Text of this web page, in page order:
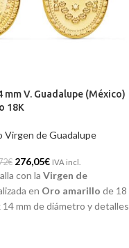
mm V. Guadalupe (México)
18K
Virgen de Guadalupe
€ 276,05€ IVA incl.
con la Virgen de
en Oro amarillo de 18
mm de diámetro y detalles